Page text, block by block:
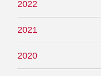
2022
2021
2020